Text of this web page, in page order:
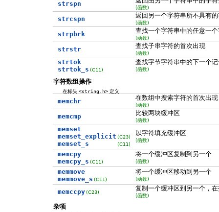
strspn (函数)
strcspn 返回另一个字符串所不具有
(函数)
strpbrk 查找一个字符串中的任意一
(函数)
strstr 查找子串字符的首次出现
(函数)
strtok
strtok_s (C11)
查找字节字符串中的下一个记
(函数)
字符数组操作
在标头<string.h> 定义
memchr 在数组中搜索字符的首次出现
(函数)
memcmp 比较两块缓冲区
(函数)
memset
memset_explicit
memset_s
(C23)
(C11)
以字符填充缓冲区
(函数)
memcpy
memcpy_s (C11)
将一个缓冲区复制到另一个
(函数)
memmove
memmove_s (C11)
将一个缓冲区移动到另一个
(函数)
memccpy (C23) 复制一个缓冲区到另一个，
(函数)
杂项